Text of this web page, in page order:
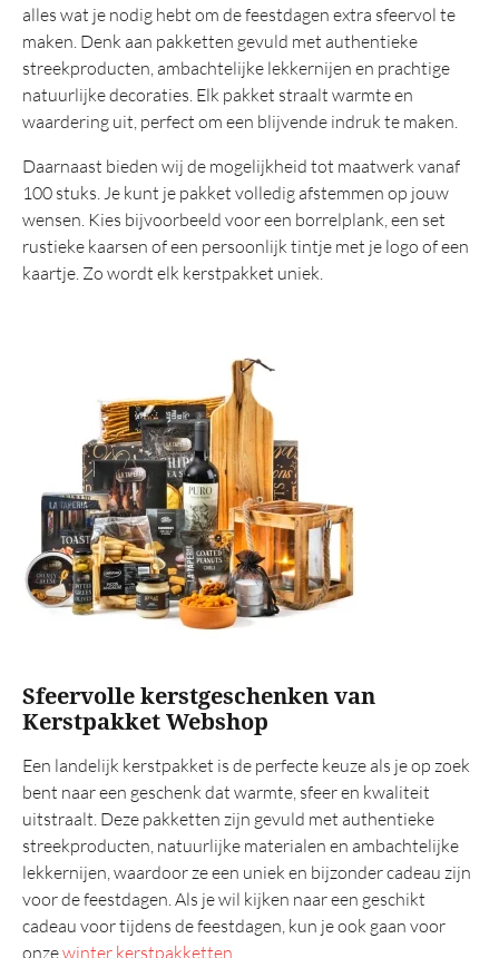
alles wat je nodig hebt om de feestdagen extra sfeervol te
maken. Denk aan pakketten gevuld met authentieke
streekproducten, ambachtelijke lekkernijen en prachtige
natuurlijke decoraties. Elk pakket straalt warmte en
waardering uit, perfect om een blijvende indruk te maken.
Daarnaast bieden wij de mogelijkheid tot maatwerk vanaf
100 stuks. Je kunt je pakket volledig afstemmen op jouw
wensen. Kies bijvoorbeeld voor een borrelplank, een set
rustieke kaarsen of een persoonlijk tintje met je logo of een
kaartje. Zo wordt elk kerstpakket uniek.
Sfeervolle kerstgeschenken van
Kerstpakket Webshop
Een landelijk kerstpakket is de perfecte keuze als je op zoek
bent naar een geschenk dat warmte, sfeer en kwaliteit
uitstraalt. Deze pakketten zijn gevuld met authentieke
streekproducten, natuurlijke materialen en ambachtelijke
lekkernijen, waardoor ze een uniek en bijzonder cadeau zijn
voor de feestdagen. Als je wil kijken naar een geschikt
cadeau voor tijdens de feestdagen, kun je ook gaan voor
onzewinter kerstpakketten.